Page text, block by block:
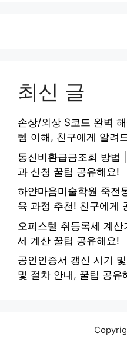
최신 글
손상/외상 S코드 완벽
템 이해, 친구에게 알려
통신비환급금조회 방법
과 신청 꿀팁 공유해요!
하얀마음미술학원 죽전
육 과정 추천! 친구에게
오피스텔 취등록세 계
세 계산 꿀팁 공유해요!
공인인증서 갱신 시기
및 절차 안내, 꿀팁 공유